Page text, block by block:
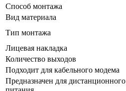
Способ монтажа
Вид материала
Тип монтажа
Лицевая накладка
Количество выходов
Подходит для кабельного модема
Предназначен для дистанционного